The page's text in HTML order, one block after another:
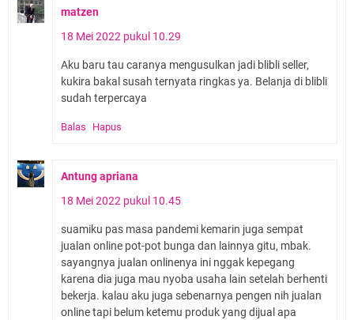
matzen
18 Mei 2022 pukul 10.29
Aku baru tau caranya mengusulkan jadi blibli seller,
kukira bakal susah ternyata ringkas ya. Belanja di blibli
sudah terpercaya
Balas Hapus
Antung apriana
18 Mei 2022 pukul 10.45
suamiku pas masa pandemi kemarin juga sempat
jualan online pot-pot bunga dan lainnya gitu, mbak.
sayangnya jualan onlinenya ini nggak kepegang
karena dia juga mau nyoba usaha lain setelah berhenti
bekerja. kalau aku juga sebenarnya pengen nih jualan
online tapi belum ketemu produk yang dijual apa